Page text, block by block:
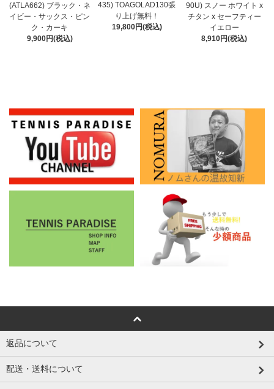
(ATLA662) ブラック・ネ
イビー・サックス・ピン
ク・カーキ
9,900円(税込)
435) TOAGOLAD130張
り上げ無料！
19,800円(税込)
90U) スノー ホワイト x
チタン x セーフティー
イエロー
8,910円(税込)
返品について
配送・送料について